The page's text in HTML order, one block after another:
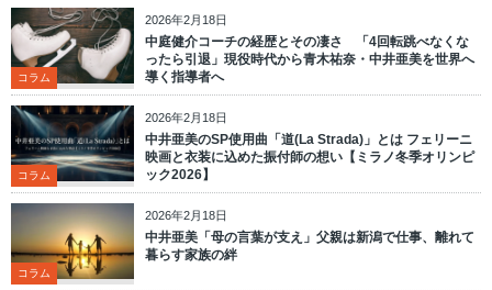
2026年2月18日
コラム
中庭健介コーチの経歴とその凄さ 「4回転跳べなくな
ったら引退」現役時代から青木祐奈・中井亜美を世界へ
導く指導者へ
2026年2月18日
コラム
中井亜美のSP使用曲「道(La Strada)」とは フェリーニ
映画と衣装に込めた振付師の想い【ミラノ冬季オリンピ
ック2026】
2026年2月18日
コラム
中井亜美「母の言葉が支え」父親は新潟で仕事、離れて
暮らす家族の絆